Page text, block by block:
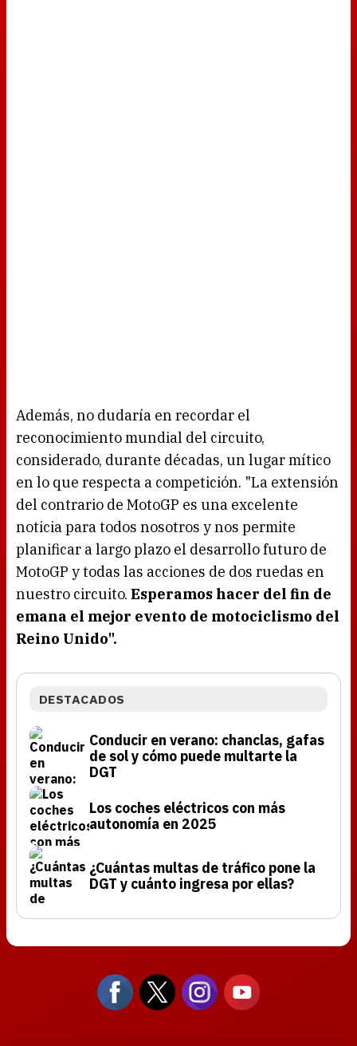
Además, no dudaría en recordar el
reconocimiento mundial del circuito,
considerado, durante décadas, un lugar mítico
en lo que respecta a competición. "La extensión
del contrario de MotoGP es una excelente
noticia para todos nosotros y nos permite
planificar a largo plazo el desarrollo futuro de
MotoGP y todas las acciones de dos ruedas en
nuestro circuito. Esperamos hacer del fin de
emana el mejor evento de motociclismo del
Reino Unido".
DESTACADOS
Conducir en verano: chanclas, gafas
de sol y cómo puede multarte la
DGT
Los coches eléctricos con más
autonomía en 2025
¿Cuántas multas de tráfico pone la
DGT y cuánto ingresa por ellas?